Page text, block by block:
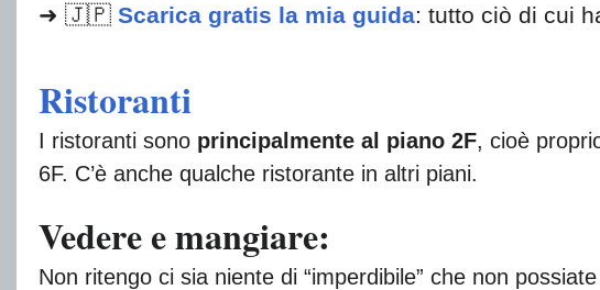
➜ 🇯🇵 Scarica gratis la mia guida: tutto ciò di cui
Ristoranti
I ristoranti sono principalmente al piano 2F, cioè
6F. C’è anche qualche ristorante in altri piani.
Vedere e mangiare:
Non ritengo ci sia niente di “imperdibile” che non